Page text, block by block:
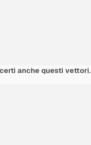
anche questi vettori.